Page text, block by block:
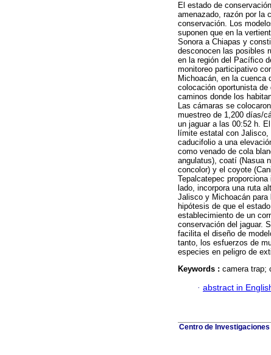
El estado de
amenazado, razón por la
conservación. Los
suponen que en la
Sonora a Chiapas y
desconocen las posibles
en la región del Pacífico
monitoreo participativo
Michoacán, en la cuenca
colocación oportunista
caminos donde los
Las cámaras se
muestreo de 1,200 días/
un jaguar a las 00:52 h.
límite estatal con Jalisco,
caducifolio a una
como venado de cola
angulatus), coatí (Nasua
concolor) y el coyote
Tepalcatepec
lado, incorpora una ruta
Jalisco y Michoacán para
hipótesis de que el
establecimiento de un
conservación del jaguar.
facilita el diseño de
tanto, los esfuerzos de
especies en peligro de
Keywords : camera trap;
· abstract in
Centro de